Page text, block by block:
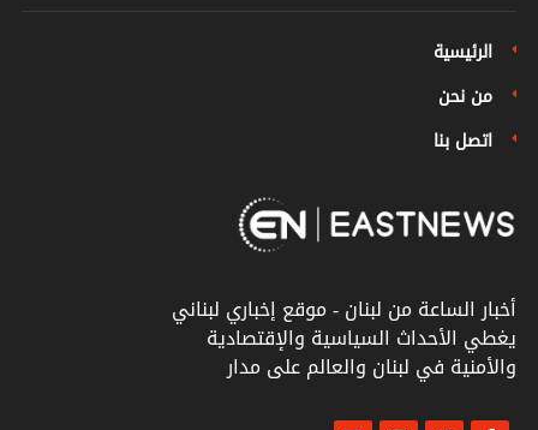
الرئيسية
من نحن
اتصل بنا
أخبار الساعة من لبنان - موقع إخباري لبناني
يغطي الأحداث السياسية والإقتصادية
والأمنية في لبنان والعالم على مدار